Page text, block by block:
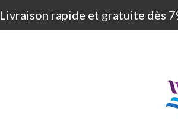
Livraison rapide et gratuite dès